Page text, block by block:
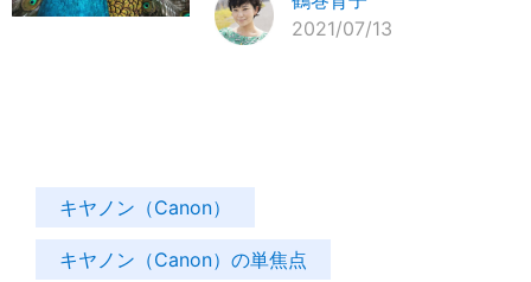
2021/07/13
キヤノン（Canon）
キヤノン（Canon）の単焦点